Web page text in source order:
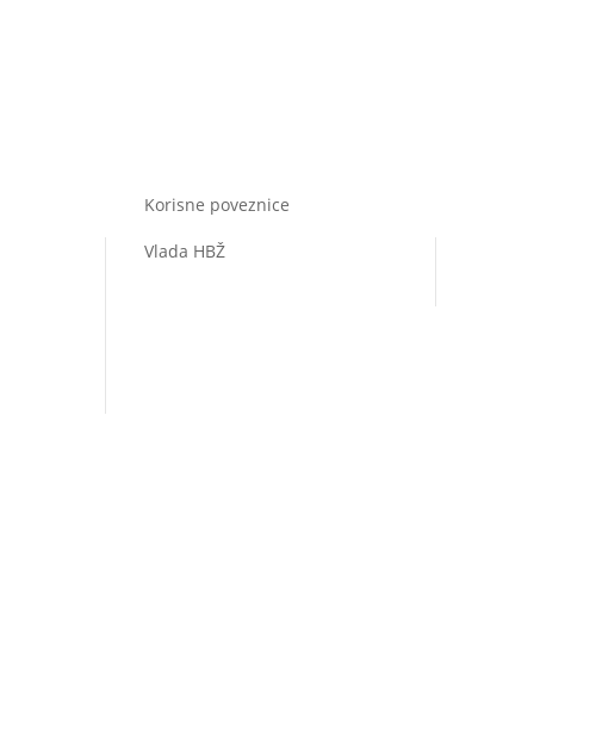
Korisne poveznice
Vlada HBŽ